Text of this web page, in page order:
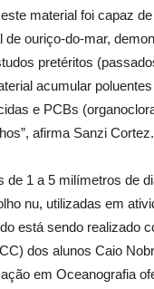
material foi capaz
de ouriço-do-mar,
pretéritos
acumular
e PCBs
afirma Sanzi Cortez.
de 1 a 5 milímetros de
nu, utilizadas em
está sendo realizado
dos alunos Caio
em Oceanografia